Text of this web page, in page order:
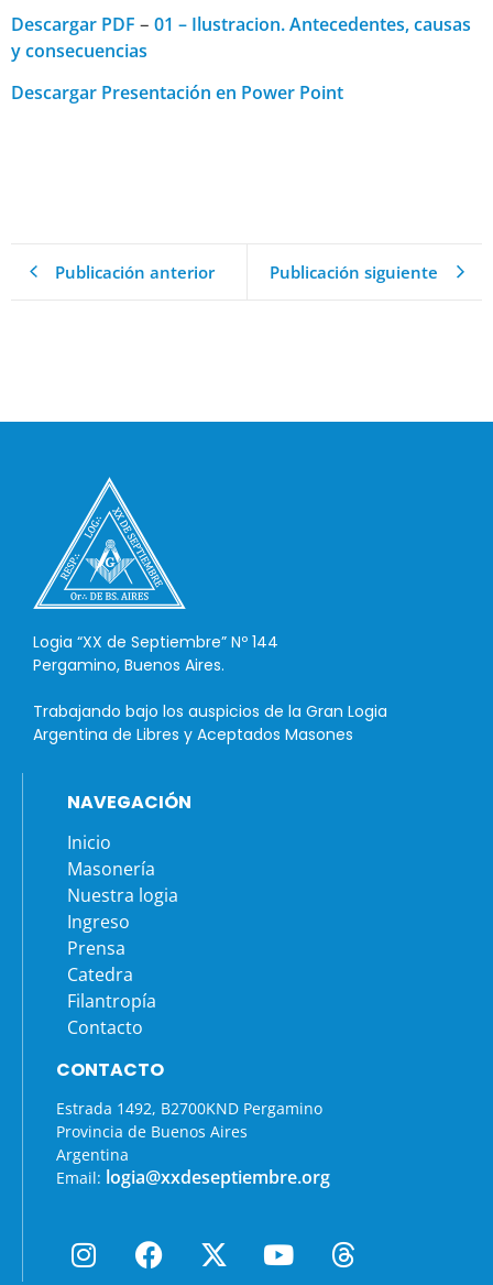
Descargar PDF – 01 – Ilustracion. Antecedentes, causas
y consecuencias
Descargar Presentación en Power Point
Publicación anterior Publicación siguiente
Logia “XX de Septiembre” Nº 144
Pergamino, Buenos Aires.
Trabajando bajo los auspicios de la Gran Logia
Argentina de Libres y Aceptados Masones
NAVEGACIÓN
Inicio
Masonería
Nuestra logia
Ingreso
Prensa
Catedra
Filantropía
Contacto
CONTACTO
Estrada 1492, B2700KND Pergamino
Provincia de Buenos Aires
Argentina
Email: logia@xxdeseptiembre.org